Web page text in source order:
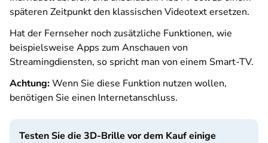
späteren Zeitpunkt den klassischen Videotext ersetzen.
Hat der Fernseher noch zusätzliche Funktionen, wie
beispielsweise Apps zum Anschauen von
Streamingdiensten, so spricht man von einem Smart-TV.
Achtung:Wenn Sie diese Funktion nutzen wollen,
benötigen Sie einen Internetanschluss.
Testen Sie die 3D-Brille vor dem Kauf einige